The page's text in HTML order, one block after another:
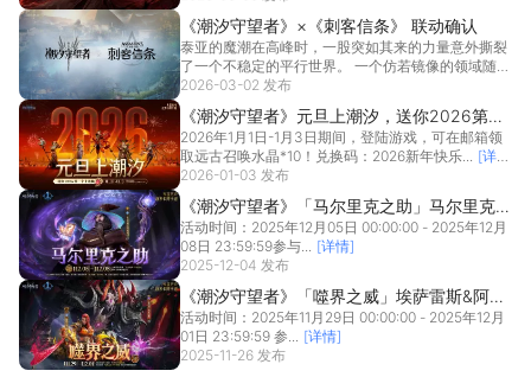
《潮汐守望者》×《刺客信条》 联动确认
泰亚的魔潮在高峰时，一股突如其来的力量意外撕裂
了一个不稳定的平行世界。 一个仿若镜像的领域随之
出现—... [详情]
2026-03-02 发布
《潮汐守望者》元旦上潮汐，送你2026第一
个十连抽！（内含兑换码）
2026年1月1日-1月3日期间，登陆游戏，可在邮箱领
取远古召唤水晶*10！兑换码：2026新年快乐...
[详
情]
2026-01-03 发布
《潮汐守望者》「马尔里克之助」马尔里克
(new)&英灵自选丨限时召唤概率提升
活动时间：2025年12月05日 00:00:00 - 2025年12月
08日 23:59:59参与...
[详情]
2025-12-04 发布
《潮汐守望者》「噬界之威」埃萨雷斯&阿尔
代垭丨限时召唤概率提升
活动时间：2025年11月29日 00:00:00 - 2025年12月
01日 23:59:59 参...
[详情]
2025-11-26 发布